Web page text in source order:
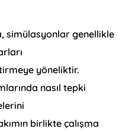
simülasyonlar genellikle
yöneliktir.
nasıl tepki
birlikte çalışma